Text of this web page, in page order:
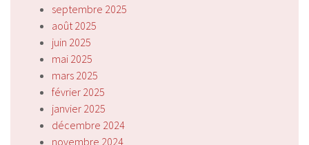
septembre 2025
août 2025
juin 2025
mai 2025
mars 2025
février 2025
janvier 2025
décembre 2024
novembre 2024